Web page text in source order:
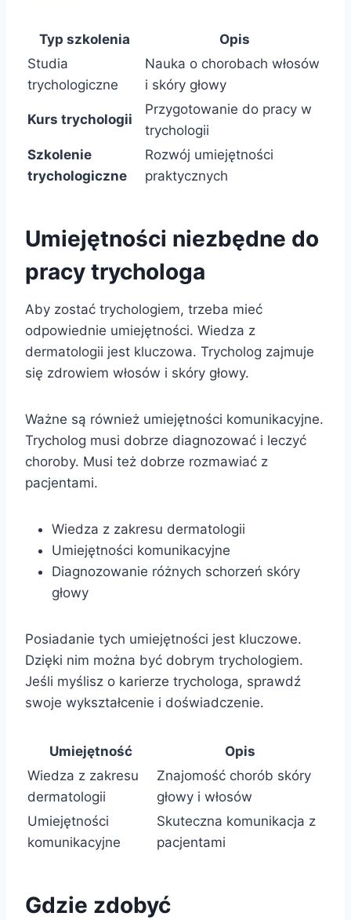
Typ szkolenia
Opis
Studia
trychologiczne
Nauka o chorobach włosów
i skóry głowy
Kurs trychologii
Przygotowanie do pracy w
trychologii
Szkolenie
trychologiczne
Rozwój umiejętności
praktycznych
Umiejętności niezbędne do
pracy trychologa
Aby zostać trychologiem, trzeba mieć
odpowiednie umiejętności. Wiedza z
dermatologii jest kluczowa. Trycholog zajmuje
się zdrowiem włosów i skóry głowy.
Ważne są również umiejętności komunikacyjne.
Trycholog musi dobrze diagnozować i leczyć
choroby. Musi też dobrze rozmawiać z
pacjentami.
Wiedza z zakresu dermatologii
Umiejętności komunikacyjne
Diagnozowanie różnych schorzeń skóry
głowy
Posiadanie tych umiejętności jest kluczowe.
Dzięki nim można być dobrym trychologiem.
Jeśli myślisz o karierze trychologa, sprawdź
swoje wykształcenie i doświadczenie.
Umiejętność
Opis
Wiedza z zakresu
dermatologii
Znajomość chorób skóry
głowy i włosów
Umiejętności
komunikacyjne
Skuteczna komunikacja z
pacjentami
Gdzie zdobyć